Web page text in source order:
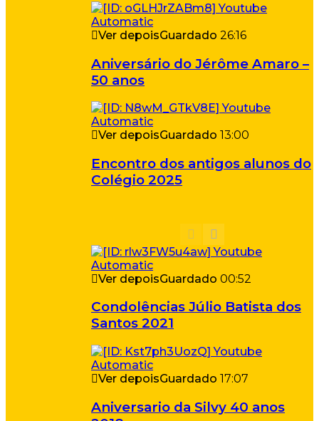
Ver depoisGuardado 26:16
Aniversário do Jérôme Amaro –
50 anos
Ver depoisGuardado 13:00
Encontro dos antigos alunos do
Colégio 2025
Ver depoisGuardado 00:52
Condolências Júlio Batista dos
Santos 2021
Ver depoisGuardado 17:07
Aniversario da Silvy 40 anos